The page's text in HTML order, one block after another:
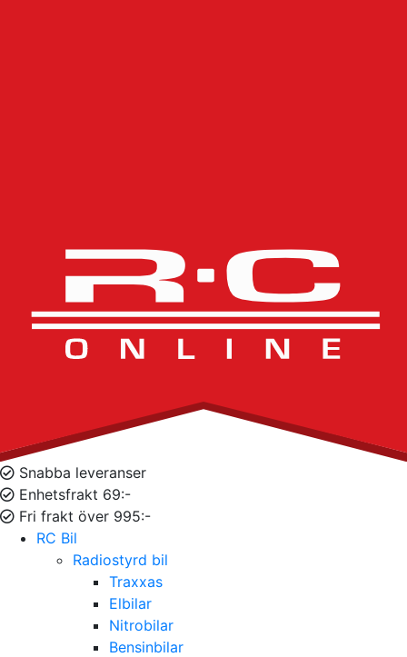
Snabba leveranser
Enhetsfrakt 69:-
Fri frakt över 995:-
RC Bil
Radiostyrd bil
Traxxas
Elbilar
Nitrobilar
Bensinbilar